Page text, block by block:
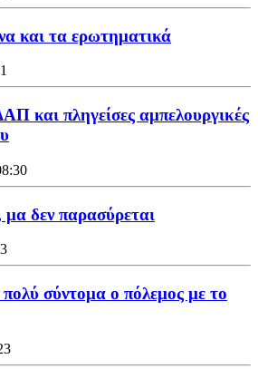
και τα ερωτηματικά
και πληγείσες αμπελουργικές
δεν παρασύρεται
σύντομα ο πόλεμος με το